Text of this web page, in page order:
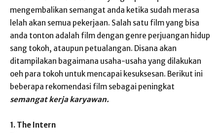
mengembalikan semangat anda ketika sudah merasa
lelah akan semua pekerjaan. Salah satu film yang bisa
anda tonton adalah film dengan genre perjuangan hidup
sang tokoh, ataupun petualangan. Disana akan
ditampilakan bagaimana usaha-usaha yang dilakukan
oeh para tokoh untuk mencapai kesuksesan. Berikut ini
beberapa rekomendasi film sebagai peningkat
semangat kerja karyawan.
1. The Intern